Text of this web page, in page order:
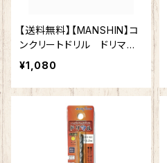
【送料無料】【MANSHIN】コ
ンクリートドリル ドリマ
ル 6.0mm 六角軸 陶
器タイル 木材 ブロッ
ク モルタル インパクト
ドライバー 電動ドリル 多
用途ビット クロスシンニン
グ加工 切れ味抜群 作業
¥1,080